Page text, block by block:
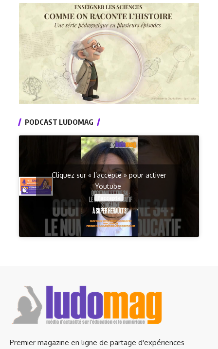
PODCAST LUDOMAG
Cliquez sur « J’accepte » pour activer
Youtube
Premier magazine en ligne de partage d'expériences